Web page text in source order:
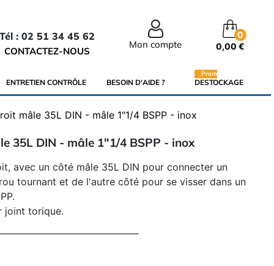
Tél : 02 51 34 45 62
CONTACTEZ-NOUS
Mon compte
0
0,00 €
ENTRETIEN CONTRÔLE BESOIN D'AIDE ? DESTOCKAGE
Promo
mâle 35L DIN - mâle 1"1/4 BSPP - inox
35L DIN - mâle 1"1/4 BSPP - inox
avec un côté mâle 35L DIN pour connecter un
tournant et de l'autre côté pour se visser dans un
joint torique.